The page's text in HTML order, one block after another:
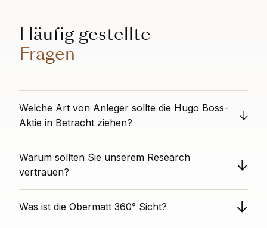
Häufig gestellte
Fragen
Welche Art von Anleger sollte die Hugo Boss-
Aktie in Betracht ziehen?
Finanzierung, weist aber geringes Wachstum und
negative Stimmung auf. Sie ist eine gute Option für
Expertenmeinungen tolerieren können.
Warum sollten Sie unserem Research
vertrauen?
als völlig unabhängige Drittpartei. Wir haben keine
Was ist die Obermatt 360° Sicht?